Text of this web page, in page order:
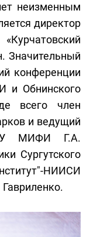
неизменным
директор
Значительный
конференции
и Обнинского
всего член
и ведущий
МИФИ Г.А.
Сургутского
НИИСИ